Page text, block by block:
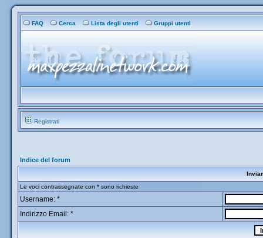
FAQ Cerca Lista degli utenti Gruppi utenti
Registrati
Indice del forum
Le voci contrassegnate con * sono richieste
Username: *
Indirizzo Email: *